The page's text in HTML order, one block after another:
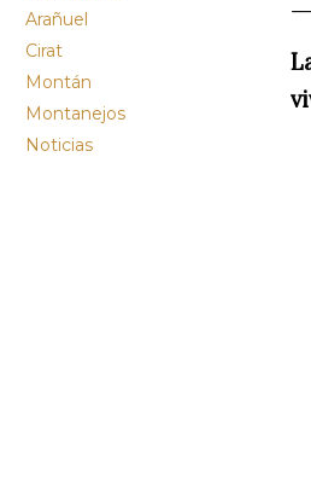
Arañuel
Cirat
Montán
Montanejos
Noticias